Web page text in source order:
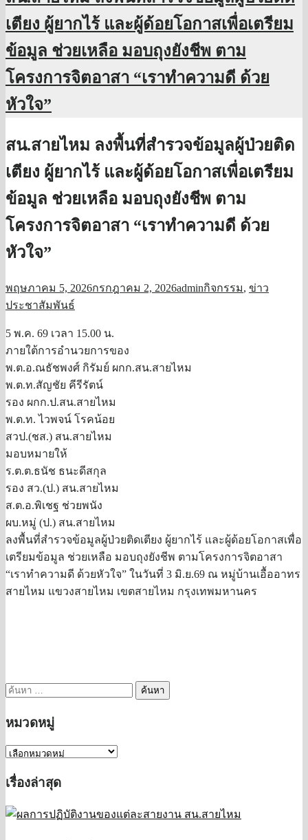
เตียง ผู้ยากไร้ และผู้ด้อยโอกาสเพื่อเตรียม
ข้อมูล ช่วยเหลือ มอบถุงยังชีพ ตาม
โครงการจิตอาสา “เราทำความดี ด้วย
หัวใจ”
สน.สายไหม ลงพื้นที่สำรวจข้อมูลผู้ป่วยติด
เตียง ผู้ยากไร้ และผู้ด้อยโอกาสเพื่อเตรียม
ข้อมูล ช่วยเหลือ มอบถุงยังชีพ ตาม
โครงการจิตอาสา “เราทำความดี ด้วย
หัวใจ”
พฤษภาคม 5, 2026กรกฎาคม 2, 2026adminกิจกรรม, ข่าว
ประชาสัมพันธ์
5 พ.ค. 69 เวลา 15.00 น.
ภายใต้การอำนวยการของ
พ.ต.อ.ณธัชพงศ์ กิรัมย์ ผกก.สน.สายไหม
พ.ต.ท.สัญชัย คีรีรัตน์
รอง ผกก.ป.สน.สายไหม
พ.ต.ท. ไวพจน์ โรคน้อย
สวป.(ชส.) สน.สายไหม
มอบหมายให้
ร.ต.ต.ธนัช ธนะดีสกุล
รอง สว.(ป.) สน.สายไหม
ส.ต.อ.พิเชฐ ช่วยพนัง
ผบ.หมู่ (ป.) สน.สายไหม
ลงพื้นที่สำรวจข้อมูลผู้ป่วยติดเตียง ผู้ยากไร้ และผู้ด้อยโอกาสเพื่อ
เตรียมข้อมูล ช่วยเหลือ มอบถุงยังชีพ ตามโครงการจิตอาสา
“เราทำความดี ด้วยหัวใจ” ในวันที่ 3 มิ.ย.69 ณ หมู่บ้านเอื้ออาทร
สายไหม แขวงสายไหม เขตสายไหม กรุงเทพมหานคร
ค้นหา
หมวดหมู่
หมวด
เรื่องล่าสุด